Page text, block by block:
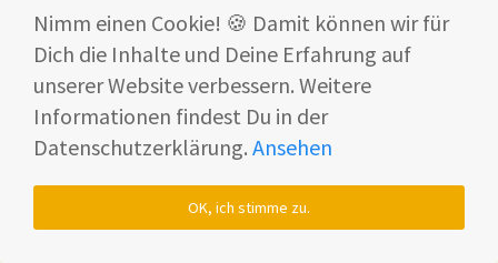
Ebenfalls empfehlenswert: Hier findest Du
weitere Newszu Smart Home - und
Technikthemen.
Um sicherzustellen, dass Du keine unserer
unseren Newsletter anzumelden
Dort erhältst Du regelmäßig eine Auswahl der
Nimm einen Cookie! 🍪 Damit können wir für
Dich die Inhalte und Deine Erfahrung auf
unserer Website verbessern. Weitere
Informationen findest Du in der
Datenschutzerklärung. Ansehen
OK, ich stimme zu.